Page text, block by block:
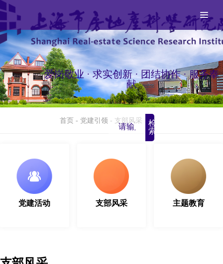
爱岗敬业 · 求实创新 · 团结协作 · 服务奉
献
检
索
首页 - 党建引领 - 支部风采
党建活动 支部风采 主题教育